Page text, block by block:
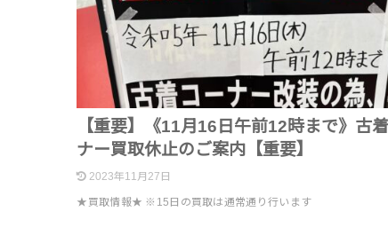
【重要】《11月16日午前12時まで》古
ナー買取休止のご案内【重要】
2023年11月27日
★買取情報★ ※15日の買取は通常通り行います